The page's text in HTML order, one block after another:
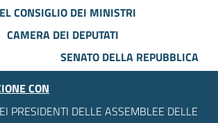
CONSIGLIO DEI MINISTRI
CAMERA DEI DEPUTATI
SENATO DELLA REPUBBLICA
CON
PRESIDENTI DELLE ASSEMBLEE DELLE